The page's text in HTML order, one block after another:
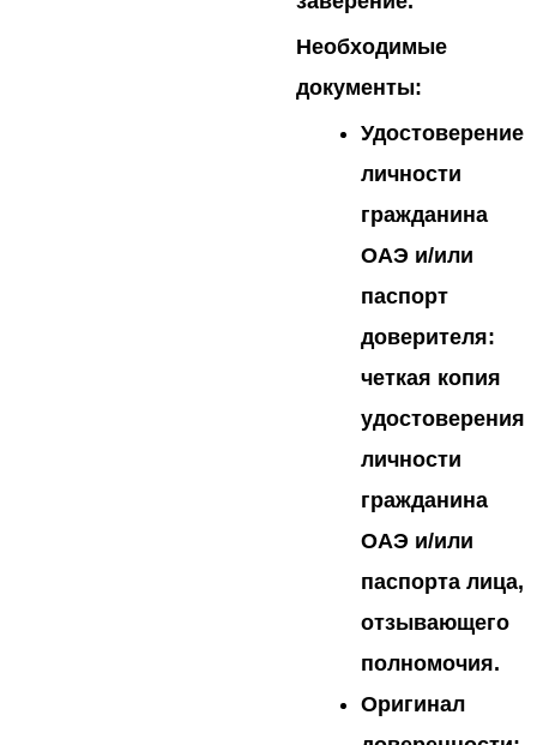
Необходимые
документы:
Удостоверение
личности
гражданина
ОАЭ и/или
паспорт
доверителя:
четкая копия
удостоверения
личности
гражданина
ОАЭ и/или
паспорта лица,
отзывающего
полномочия.
Оригинал